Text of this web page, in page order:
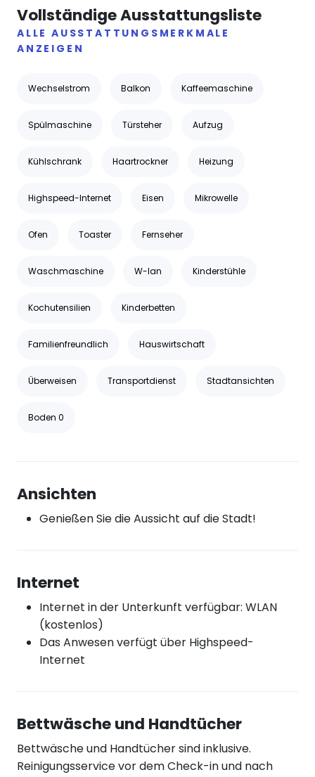
Vollständige Ausstattungsliste
ALLE AUSSTATTUNGSMERKMALE
ANZEIGEN
Wechselstrom Balkon Kaffeemaschine
Spülmaschine Türsteher Aufzug
Kühlschrank Haartrockner Heizung
Highspeed-Internet Eisen Mikrowelle
Ofen Toaster Fernseher
Waschmaschine W-lan Kinderstühle
Kochutensilien Kinderbetten
Familienfreundlich Hauswirtschaft
Überweisen Transportdienst Stadtansichten
Boden 0
Ansichten
Genießen Sie die Aussicht auf die Stadt!
Internet
Internet in der Unterkunft verfügbar: WLAN
(kostenlos)
Das Anwesen verfügt über Highspeed-
Internet
Bettwäsche und Handtücher
Bettwäsche und Handtücher sind inklusive.
Reinigungsservice vor dem Check-in und nach